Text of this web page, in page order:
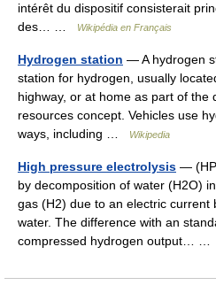
intérêt du dispositif consisterait
des… …
Wikipédia en Français
Hydrogen station — A hydrogen
station for hydrogen, usually
highway, or at home as part of the
resources concept. Vehicles use
ways, including …
Wikipedia
High pressure electrolysis —
by decomposition of water (H2O)
gas (H2) due to an electric current
water. The difference with an
compressed hydrogen output… …